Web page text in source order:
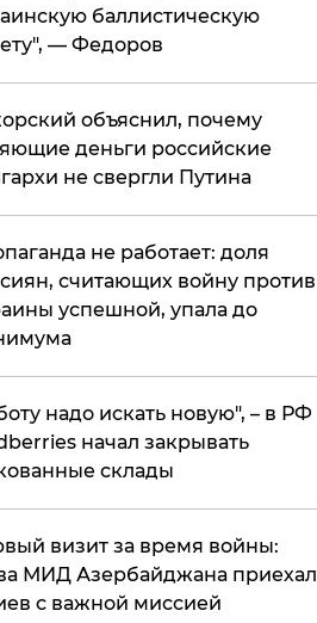
баллистическую
— Федоров
объяснил, почему
деньги российские
не свергли Путина
не работает: доля
считающих войну против
успешной, упала до
надо искать новую", – в РФ
начал закрывать
склады
визит за время войны:
МИД Азербайджана приехал
с важной миссией